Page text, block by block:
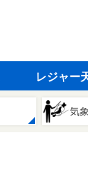
レジャー
気